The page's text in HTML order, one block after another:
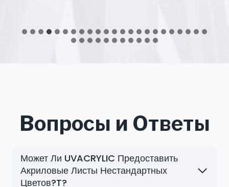
Вопросы и Ответы
Может Ли UVACRYLIC Предоставить
Акриловые Листы Нестандартных
Цветов?t?